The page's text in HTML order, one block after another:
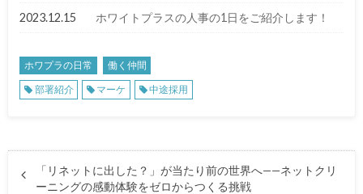
2023.12.15 ホワイトプラスの人事の1日をご紹介します！
ホワプラの日常
働く仲間
部署紹介
マーケ 中途採用
「リネットに出した？」が当たり前の世界へ——ネットクリ
ーニングの感動体験をゼロからつくる挑戦